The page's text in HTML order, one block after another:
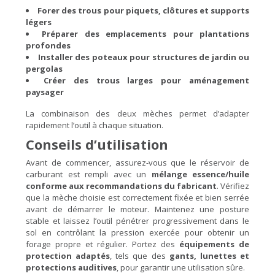
Forer des trous pour piquets, clôtures et supports
légers
Préparer des emplacements pour plantations
profondes
Installer des poteaux pour structures de jardin ou
pergolas
Créer des trous larges pour aménagement
paysager
La combinaison des deux mèches permet d’adapter
rapidement l’outil à chaque situation.
Conseils d’utilisation
Avant de commencer, assurez-vous que le réservoir de
carburant est rempli avec un mélange essence/huile
conforme aux recommandations du fabricant. Vérifiez
que la mèche choisie est correctement fixée et bien serrée
avant de démarrer le moteur. Maintenez une posture
stable et laissez l’outil pénétrer progressivement dans le
sol en contrôlant la pression exercée pour obtenir un
forage propre et régulier. Portez des équipements de
protection adaptés , tels que des gants, lunettes et
protections auditives , pour garantir une utilisation sûre.